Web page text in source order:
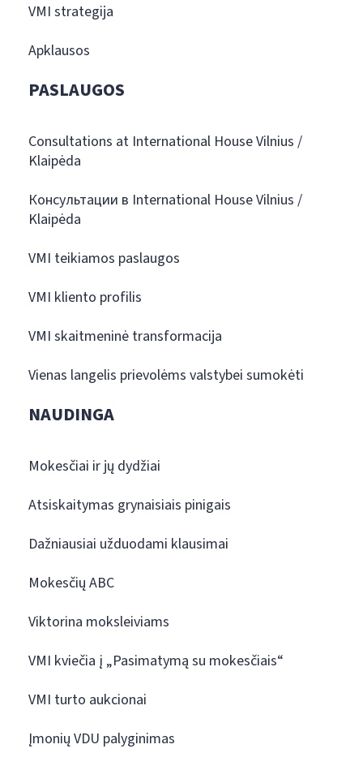
VMI strategija
Apklausos
PASLAUGOS
Consultations at International House Vilnius /
Klaipėda
Консультации в International House Vilnius /
Klaipėda
VMI teikiamos paslaugos
VMI kliento profilis
VMI skaitmeninė transformacija
Vienas langelis prievolėms valstybei sumokėti
NAUDINGA
Mokesčiai ir jų dydžiai
Atsiskaitymas grynaisiais pinigais
Dažniausiai užduodami klausimai
Mokesčių ABC
Viktorina moksleiviams
VMI kviečia į „Pasimatymą su mokesčiais“
VMI turto aukcionai
Įmonių VDU palyginimas